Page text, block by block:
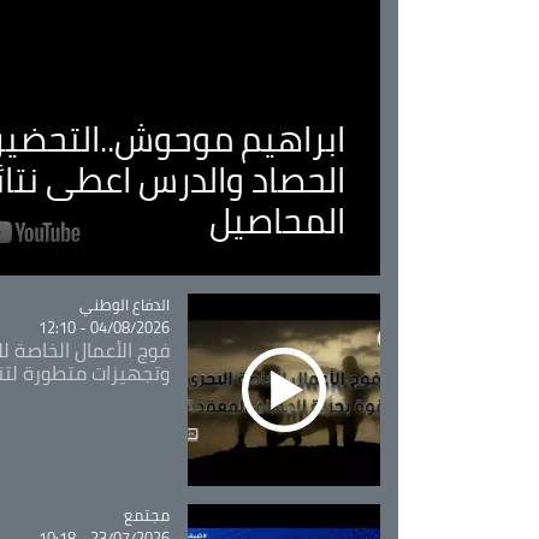
ابراهيم
الحصاد والدرس اعطى
المحاصيل
Catégorie
الدفاع الوطني
04/08/2026 - 12:10
فوج الأعمال الخاصة
وتجهيزات متطورة
Catégorie
مجتمع